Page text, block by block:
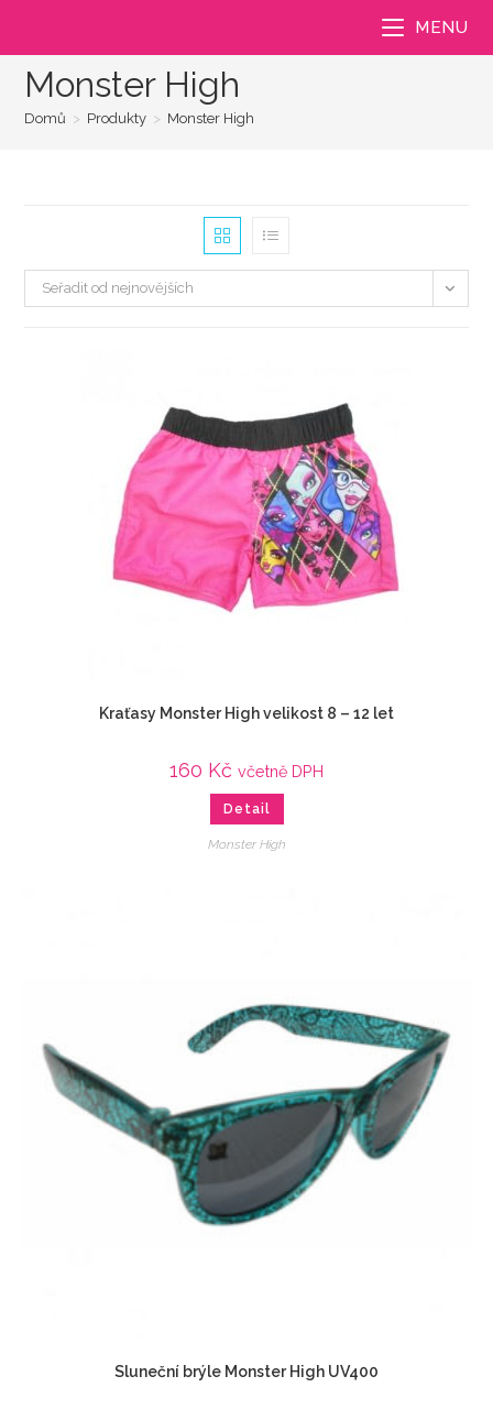
MENU
Monster High
Domů > Produkty > Monster High
Seřadit od nejnovějších
Kraťasy Monster High velikost 8 – 12 let
160 Kč včetně DPH
Detail
Monster High
Sluneční brýle Monster High UV400